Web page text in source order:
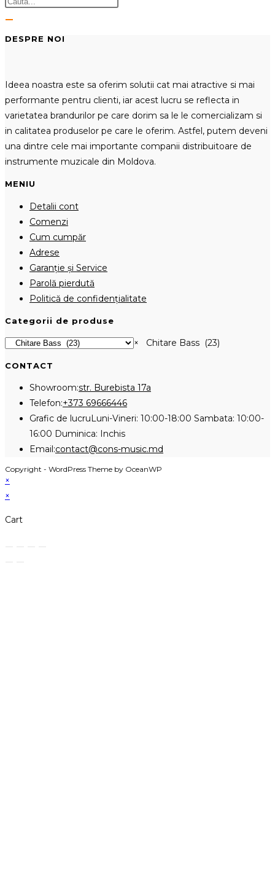
DESPRE NOI
Ideea noastra este sa oferim solutii cat mai atractive si mai
performante pentru clienti, iar acest lucru se reflecta in
varietatea brandurilor pe care dorim sa le le comercializam si
in calitatea produselor pe care le oferim. Astfel, putem deveni
una dintre cele mai importante companii distribuitoare de
instrumente muzicale din Moldova.
MENIU
Detalii cont
Comenzi
Cum cumpăr
Adrese
Garanție și Service
Parolă pierdută
Politică de confidențialitate
Categorii de produse
× Chitare Bass (23)
CONTACT
Showroom:str. Burebista 17a
Telefon:+373 69666446Opens
in
application
Grafic de lucruLuni-Vineri: 10:00-18:00 Sambata: 10:00-
16:00 Duminica: Inchis
Email:contact@cons-music.md
Copyright - WordPress Theme by OceanWP
×
×
Cart